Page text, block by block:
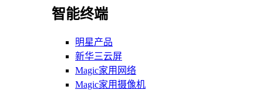
智能终端
明星产品
新华三云屏
Magic家用网络
Magic家用摄像机